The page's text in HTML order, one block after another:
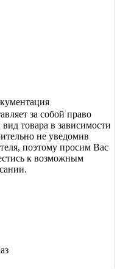
за собой право
товара в зависимости
не уведомив
поэтому просим Вас
к возможным